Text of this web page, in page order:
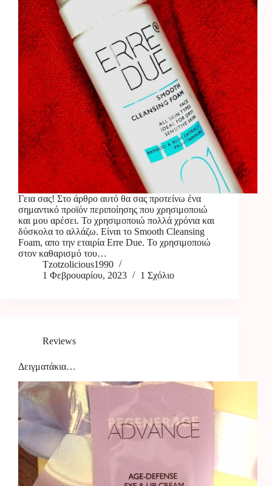
Γεια σας! Στο άρθρο αυτό θα σας προτείνω ένα
σημαντικό προϊόν περιποίησης που χρησιμοποιώ
και μου αρέσει. Το χρησιμοποιώ πολλά χρόνια και
δύσκολα το αλλάζω. Είναι το Smooth Cleansing
Foam, απο την εταιρία Erre Due. Το χρησιμοποιώ
στον καθαρισμό του…
Tzotzolicious1990
1 Φεβρουαρίου, 2023
1 Σχόλιο
Reviews
Δειγματάκια…